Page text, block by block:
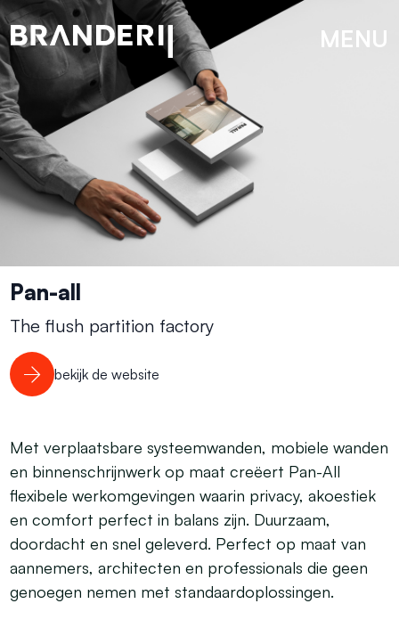
MENU
Pan-all
The flush partition factory
bekijk de website
Met verplaatsbare systeemwanden, mobiele wanden
en binnenschrijnwerk op maat creëert Pan-All
flexibele werkomgevingen waarin privacy, akoestiek
en comfort perfect in balans zijn. Duurzaam,
doordacht en snel geleverd. Perfect op maat van
aannemers, architecten en professionals die geen
genoegen nemen met standaardoplossingen.